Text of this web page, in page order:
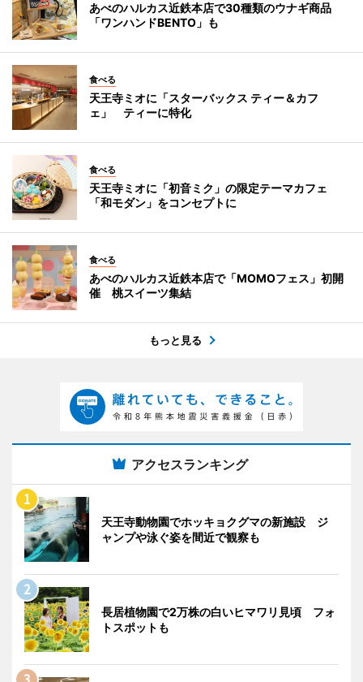
あべのハルカス近鉄本店で30種類のウナギ商品
「ワンハンドBENTO」も
食べる
天王寺ミオに「スターバックス ティー＆カフ
ェ」 ティーに特化
食べる
天王寺ミオに「初音ミク」の限定テーマカフェ
「和モダン」をコンセプトに
食べる
あべのハルカス近鉄本店で「MOMOフェス」初開
催 桃スイーツ集結
もっと見る
アクセスランキング
天王寺動物園でホッキョクグマの新施設 ジ
ャンプや泳ぐ姿を間近で観察も
長居植物園で2万株の白いヒマワリ見頃 フォ
トスポットも